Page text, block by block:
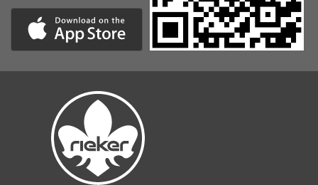
Обувь | Сумки | Аксессуары
8-800-500-2089